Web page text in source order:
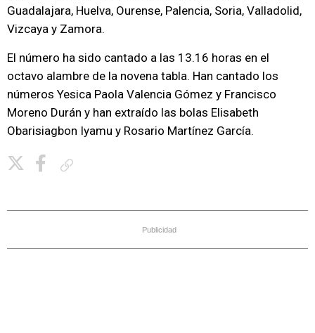
Guadalajara, Huelva, Ourense, Palencia, Soria, Valladolid,
Vizcaya y Zamora.
El número ha sido cantado a las 13.16 horas en el
octavo alambre de la novena tabla. Han cantado los
números Yesica Paola Valencia Gómez y Francisco
Moreno Durán y han extraído las bolas Elisabeth
Obarisiagbon Iyamu y Rosario Martínez García.
Publicidad